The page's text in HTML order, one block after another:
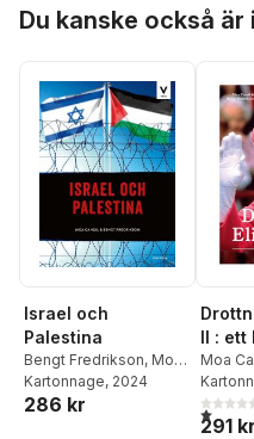
Du kanske också
Israel och
Palestina
Bengt Fredrikson, Moa
Candil
Kartonnage, 2024
286 kr
II : ett
Moa
1,0utav
291 kr